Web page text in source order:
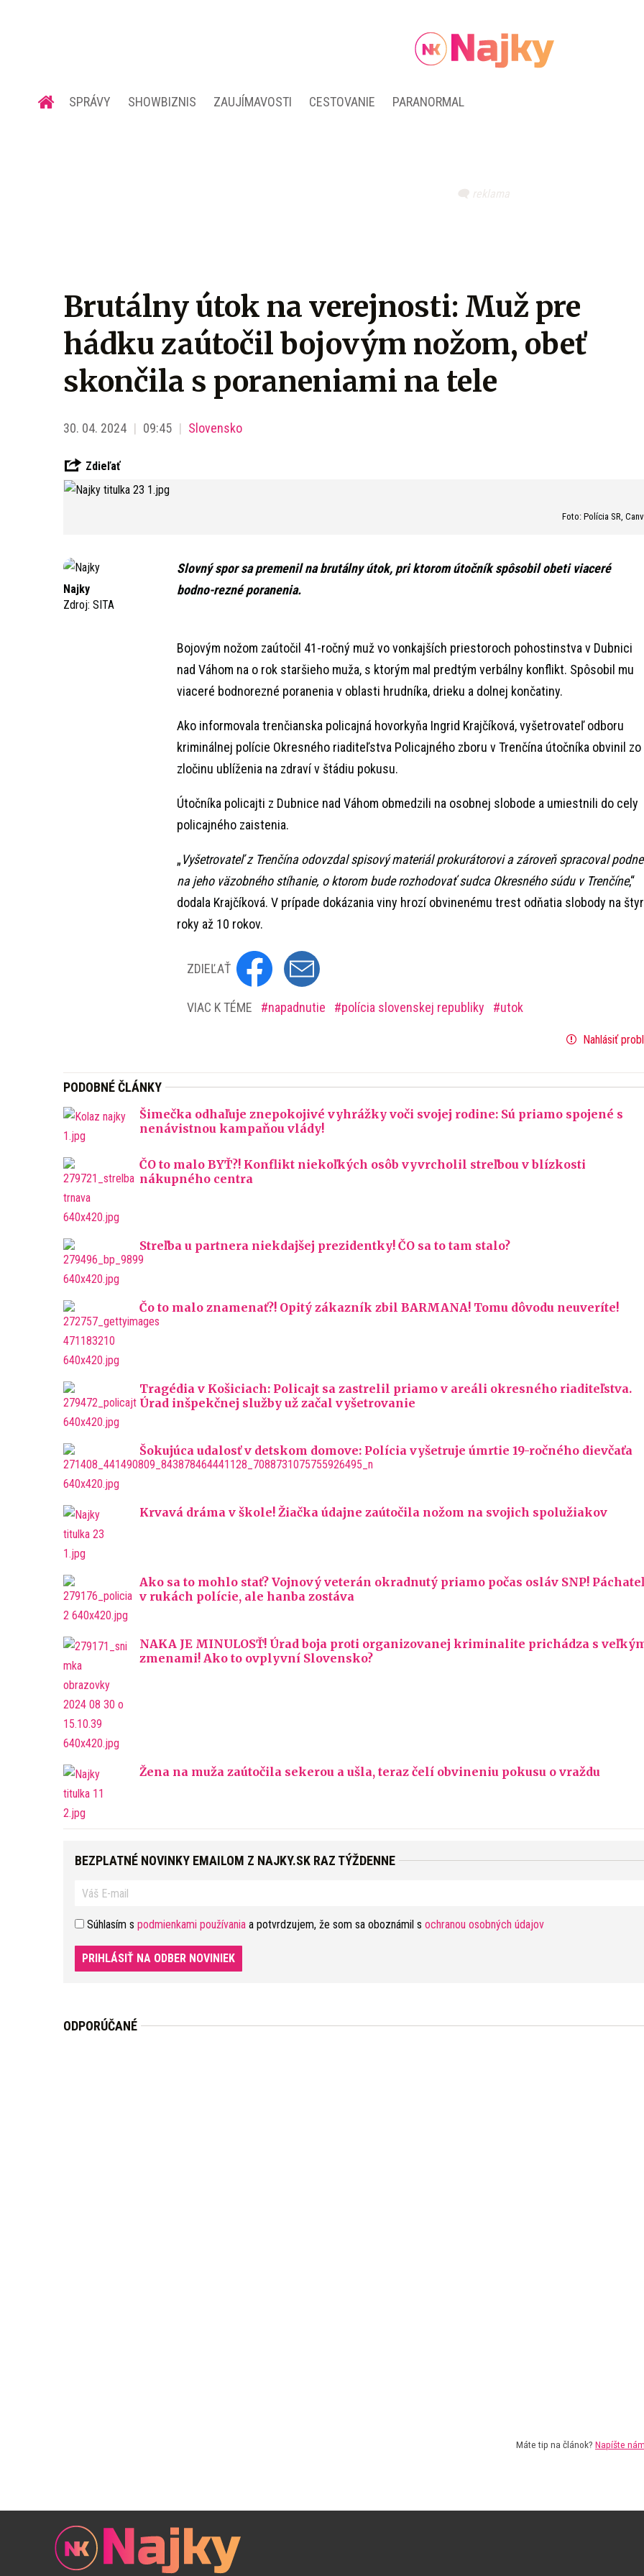
SPRÁVY SHOWBIZNIS ZAUJÍMAVOSTI CESTOVANIE PARANORMAL
Brutálny útok na verejnosti: Muž pre
hádku zaútočil bojovým nožom, obeť
skončila s poraneniami na tele
30. 04. 2024 09:45 Slovensko
Zdieľať
Foto: Polícia SR,
Najky
Zdroj: SITA
Slovný spor sa premenil na brutálny útok, pri ktorom útočník spôsobil obeti viaceré
bodno-rezné poranenia.
Bojovým nožom zaútočil 41-ročný muž vo vonkajších priestoroch pohostinstva v Dubnici
nad Váhom na o rok staršieho muža, s ktorým mal predtým verbálny konflikt. Spôsobil mu
viaceré bodnorezné poranenia v oblasti hrudníka, drieku a dolnej končatiny.
Ako informovala trenčianska policajná hovorkyňa Ingrid Krajčíková, vyšetrovateľ odboru
kriminálnej polície Okresného riaditeľstva Policajného zboru v Trenčína útočníka obvinil zo
zločinu ublíženia na zdraví v štádiu pokusu.
Útočníka policajti z Dubnice nad Váhom obmedzili na osobnej slobode a umiestnili do cely
policajného zaistenia.
„Vyšetrovateľ z Trenčína odovzdal spisový materiál prokurátorovi a zároveň spracoval
na jeho väzobného stíhanie, o ktorom bude rozhodovať sudca Okresného súdu v Trenčíne,“
dodala Krajčíková. V prípade dokázania viny hrozí obvinenému trest odňatia slobody na
roky až 10 rokov.
ZDIEĽAŤ
VIAC K TÉME napadnutie polícia slovenskej republiky utok
Nahlásiť
PODOBNÉ ČLÁNKY
Šimečka odhaľuje znepokojivé vyhrážky voči svojej rodine: Sú priamo spojené s
nenávistnou kampaňou vlády!
ČO to malo BYŤ?! Konflikt niekoľkých osôb vyvrcholil streľbou v blízkosti
nákupného centra
Streľba u partnera niekdajšej prezidentky! ČO sa to tam stalo?
Čo to malo znamenať?! Opitý zákazník zbil BARMANA! Tomu dôvodu neuveríte!
Tragédia v Košiciach: Policajt sa zastrelil priamo v areáli okresného riaditeľstva.
Úrad inšpekčnej služby už začal vyšetrovanie
Šokujúca udalosť v detskom domove: Polícia vyšetruje úmrtie 19-ročného dievčaťa
Krvavá dráma v škole! Žiačka údajne zaútočila nožom na svojich spolužiakov
Ako sa to mohlo stať? Vojnový veterán okradnutý priamo počas osláv SNP!
v rukách polície, ale hanba zostáva
NAKA JE MINULOSŤ! Úrad boja proti organizovanej kriminalite prichádza s
zmenami! Ako to ovplyvní Slovensko?
Žena na muža zaútočila sekerou a ušla, teraz čelí obvineniu pokusu o vraždu
BEZPLATNÉ NOVINKY EMAILOM Z NAJKY.SK RAZ TÝŽDENNE
Súhlasím s podmienkami používania a potvrdzujem, že som sa oboznámil s ochranou osobných údajov
PRIHLÁSIŤ NA ODBER NOVINIEK
ODPORÚČANÉ
Máte tip na článok? Napíšte